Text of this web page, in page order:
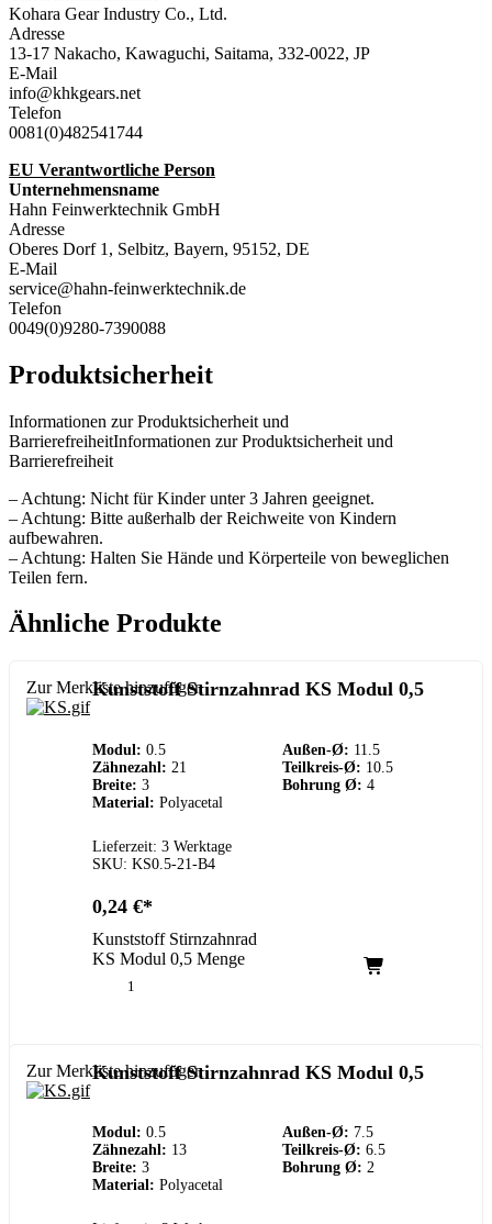
Kohara Gear Industry Co., Ltd.
Adresse
13-17 Nakacho, Kawaguchi, Saitama, 332-0022, JP
E-Mail
info@khkgears.net
Telefon
0081(0)482541744
EU Verantwortliche Person
Unternehmensname
Hahn Feinwerktechnik GmbH
Adresse
Oberes Dorf 1, Selbitz, Bayern, 95152, DE
E-Mail
service@hahn-feinwerktechnik.de
Telefon
0049(0)9280-7390088
Produktsicherheit
Informationen zur Produktsicherheit und
BarrierefreiheitInformationen zur Produktsicherheit und
Barrierefreiheit
– Achtung: Nicht für Kinder unter 3 Jahren geeignet.
– Achtung: Bitte außerhalb der Reichweite von Kindern
aufbewahren.
– Achtung: Halten Sie Hände und Körperteile von beweglichen
Teilen fern.
Ähnliche Produkte
Zur Merkliste hinzufügen
Kunststoff Stirnzahnrad KS Modul 0,5
Modul: 0.5 Außen-Ø: 11.5
Zähnezahl: 21 Teilkreis-Ø: 10.5
Breite: 3 Bohrung Ø: 4
Material: Polyacetal
Lieferzeit: 3 Werktage
SKU: KS0.5-21-B4
0,24 €
Kunststoff Stirnzahnrad
KS Modul 0,5 Menge
Zur Merkliste hinzufügen
Kunststoff Stirnzahnrad KS Modul 0,5
Modul: 0.5 Außen-Ø: 7.5
Zähnezahl: 13 Teilkreis-Ø: 6.5
Breite: 3 Bohrung Ø: 2
Material: Polyacetal